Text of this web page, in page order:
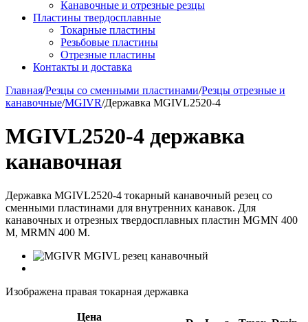
Канавочные и отрезные резцы
Пластины твердосплавные
Токарные пластины
Резьбовые пластины
Отрезные пластины
Контакты и доставка
Главная/Резцы со сменными пластинами/Резцы отрезные и
канавочные/MGIVR/Державка MGIVL2520-4
MGIVL2520-4 державка
канавочная
Державка MGIVL2520-4 токарный канавочный резец со
сменными пластинами для внутренних канавок. Для
канавочных и отрезных твердосплавных пластин MGMN 400
M, MRMN 400 M.
Изображена правая токарная державка
Цена